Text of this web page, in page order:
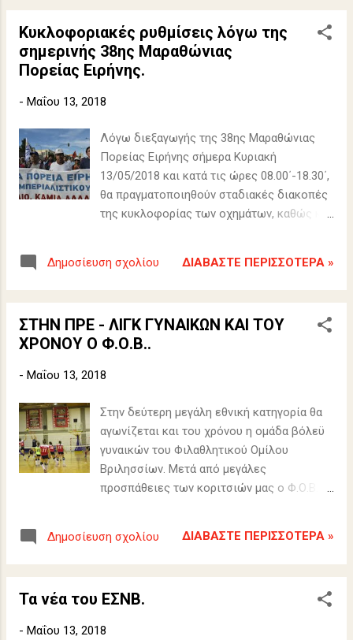
Κυκλοφοριακές ρυθμίσεις λόγω της
σημερινής 38ης Μαραθώνιας
Πορείας Ειρήνης.
- Μαΐου 13, 2018
Λόγω διεξαγωγής της 38ης Μαραθώνιας
Πορείας Ειρήνης σήμερα Κυριακή
13/05/2018 και κατά τις ώρες 08.00΄-18.30΄,
θα πραγματοποιηθούν σταδιακές διακοπές
της κυκλοφορίας των οχημάτων, καθώς και
Δημοσίευση σχολίου ΔΙΑΒΆΣΤΕ ΠΕΡΙΣΣΌΤΕΡΑ »
ΣΤΗΝ ΠΡΕ - ΛΙΓΚ ΓΥΝΑΙΚΩΝ ΚΑΙ ΤΟΥ
ΧΡΟΝΟΥ Ο Φ.Ο.Β..
- Μαΐου 13, 2018
Στην δεύτερη μεγάλη εθνική κατηγορία θα
αγωνίζεται και του χρόνου η ομάδα βόλεϋ
γυναικών του Φιλαθλητικού Ομίλου
Βριλησσίων. Μετά από μεγάλες
προσπάθειες των κοριτσιών μας ο Φ.Ο.Β.
Δημοσίευση σχολίου ΔΙΑΒΆΣΤΕ ΠΕΡΙΣΣΌΤΕΡΑ »
Τα νέα του ΕΣΝΒ.
- Μαΐου 13, 2018